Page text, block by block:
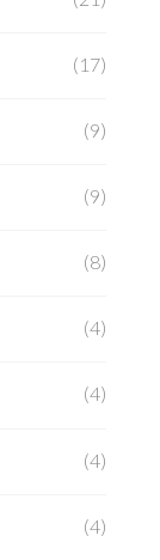
(17)
(9)
(9)
(8)
(4)
(4)
(4)
(4)